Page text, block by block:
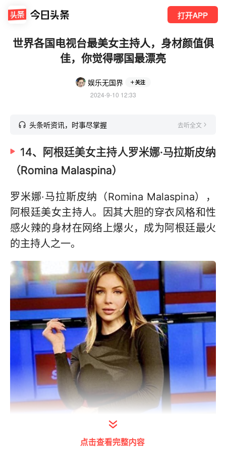
打开APP
世界各国电视台最美女主持人，身材颜值俱
佳，你觉得哪国最漂亮
娱乐无国界 关注
2024-9-10 12:33
头条听资讯，时事尽掌握 去听全文
14、阿根廷美女主持人罗米娜·马拉斯皮纳
（Romina Malaspina）‌
罗米娜·马拉斯皮纳（Romina Malaspina）‌，
阿根廷美女主持人。因其大胆的穿衣风格和性
感火辣的身材在网络上爆火，成为阿根廷最火
的主持人之一。
点击查看完整内容